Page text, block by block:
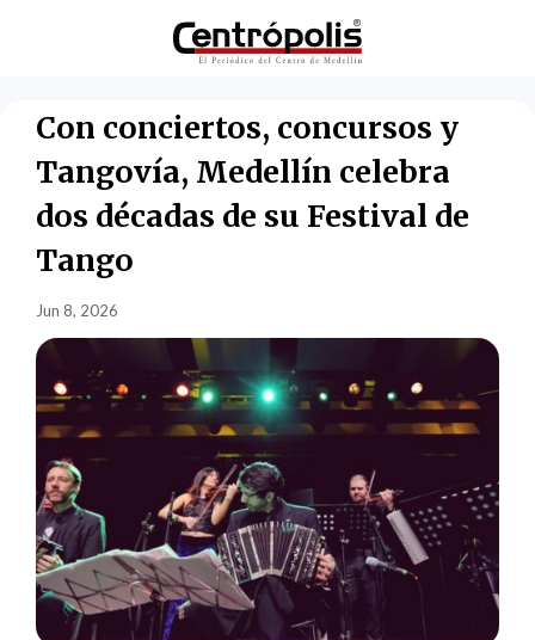
Con conciertos, concursos y
Tangovía, Medellín celebra
dos décadas de su Festival de
Tango
Jun 8, 2026